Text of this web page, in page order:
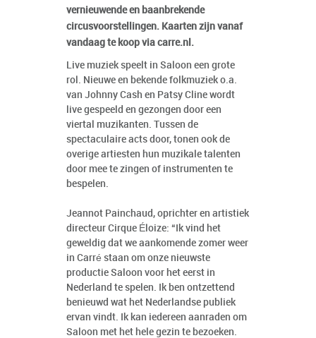
vernieuwende en baanbrekende
circusvoorstellingen. Kaarten zijn vanaf
vandaag te koop via carre.nl.
Live muziek speelt in Saloon een grote
rol. Nieuwe en bekende folkmuziek o.a.
van Johnny Cash en Patsy Cline wordt
live gespeeld en gezongen door een
viertal muzikanten. Tussen de
spectaculaire acts door, tonen ook de
overige artiesten hun muzikale talenten
door mee te zingen of instrumenten te
bespelen.
Jeannot Painchaud, oprichter en artistiek
directeur Cirque Éloize: “Ik vind het
geweldig dat we aankomende zomer weer
in Carré staan om onze nieuwste
productie Saloon voor het eerst in
Nederland te spelen. Ik ben ontzettend
benieuwd wat het Nederlandse publiek
ervan vindt. Ik kan iedereen aanraden om
Saloon met het hele gezin te bezoeken.